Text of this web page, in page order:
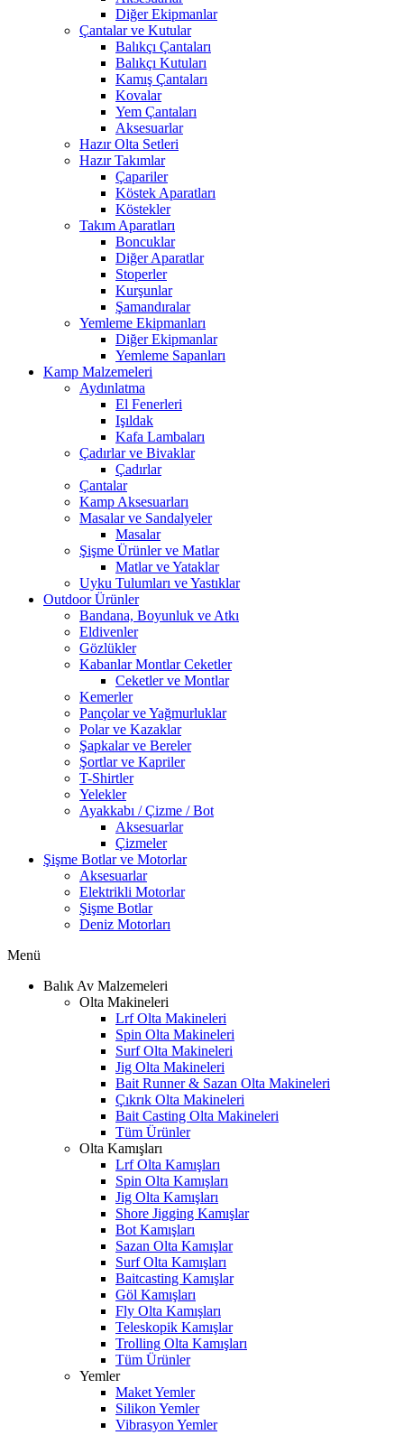
Diğer Ekipmanlar
Çantalar ve Kutular
Balıkçı Çantaları
Balıkçı Kutuları
Kamış Çantaları
Kovalar
Yem Çantaları
Aksesuarlar
Hazır Olta Setleri
Hazır Takımlar
Çapariler
Köstek Aparatları
Köstekler
Takım Aparatları
Boncuklar
Diğer Aparatlar
Stoperler
Kurşunlar
Şamandıralar
Yemleme Ekipmanları
Diğer Ekipmanlar
Yemleme Sapanları
Kamp Malzemeleri
Aydınlatma
El Fenerleri
Işıldak
Kafa Lambaları
Çadırlar ve Bivaklar
Çadırlar
Çantalar
Kamp Aksesuarları
Masalar ve Sandalyeler
Masalar
Şişme Ürünler ve Matlar
Matlar ve Yataklar
Uyku Tulumları ve Yastıklar
Outdoor Ürünler
Bandana, Boyunluk ve Atkı
Eldivenler
Gözlükler
Kabanlar Montlar Ceketler
Ceketler ve Montlar
Kemerler
Pançolar ve Yağmurluklar
Polar ve Kazaklar
Şapkalar ve Bereler
Şortlar ve Kapriler
T-Shirtler
Yelekler
Ayakkabı / Çizme / Bot
Aksesuarlar
Çizmeler
Şişme Botlar ve Motorlar
Aksesuarlar
Elektrikli Motorlar
Şişme Botlar
Deniz Motorları
Menü
Balık Av Malzemeleri
Olta Makineleri
Lrf Olta Makineleri
Spin Olta Makineleri
Surf Olta Makineleri
Jig Olta Makineleri
Bait Runner & Sazan Olta Makineleri
Çıkrık Olta Makineleri
Bait Casting Olta Makineleri
Tüm Ürünler
Olta Kamışları
Lrf Olta Kamışları
Spin Olta Kamışları
Jig Olta Kamışları
Shore Jigging Kamışlar
Bot Kamışları
Sazan Olta Kamışlar
Surf Olta Kamışları
Baitcasting Kamışlar
Göl Kamışları
Fly Olta Kamışları
Teleskopik Kamışlar
Trolling Olta Kamışları
Tüm Ürünler
Yemler
Maket Yemler
Silikon Yemler
Vibrasyon Yemler